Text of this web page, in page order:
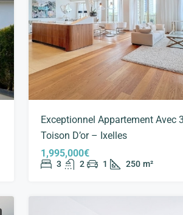
Exceptionnel Appartement Avec
Toison D’or – Ixelles
1,995,000€
3 2 1 250 m²